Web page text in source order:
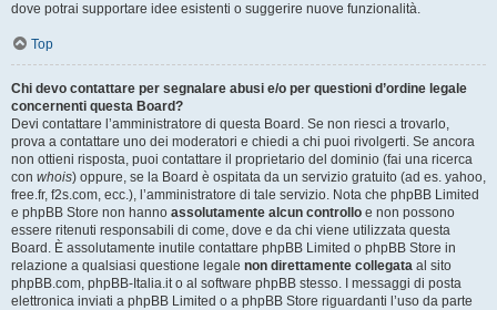
dove potrai supportare idee esistenti o suggerire nuove funzionalità.
Top
Chi devo contattare per segnalare abusi e/o per questioni d’ordine legale
concernenti questa Board?
Devi contattare l’amministratore di questa Board. Se non riesci a trovarlo,
prova a contattare uno dei moderatori e chiedi a chi puoi rivolgerti. Se ancora
non ottieni risposta, puoi contattare il proprietario del dominio (fai una ricerca
con whois) oppure, se la Board è ospitata da un servizio gratuito (ad es. yahoo,
free.fr, f2s.com, ecc.), l’amministratore di tale servizio. Nota che phpBB Limited
e phpBB Store non hanno assolutamente alcun controllo e non possono
essere ritenuti responsabili di come, dove e da chi viene utilizzata questa
Board. È assolutamente inutile contattare phpBB Limited o phpBB Store in
relazione a qualsiasi questione legale non direttamente collegata al sito
phpBB.com, phpBB-Italia.it o al software phpBB stesso. I messaggi di posta
elettronica inviati a phpBB Limited o a phpBB Store riguardanti l’uso da parte